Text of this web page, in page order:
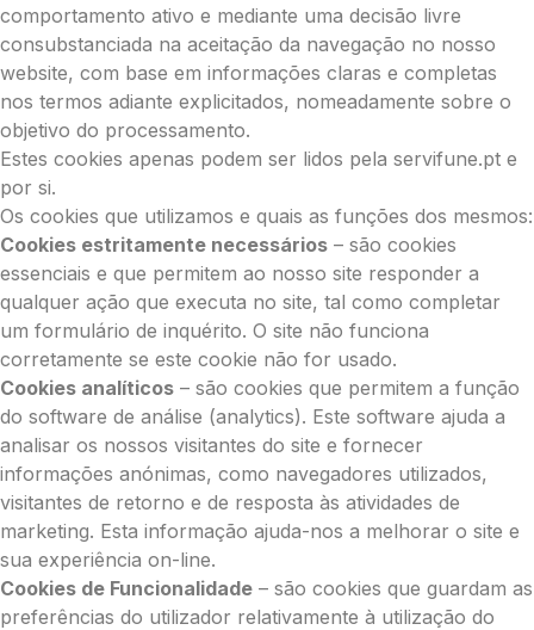
comportamento ativo e mediante uma decisão livre
consubstanciada na aceitação da navegação no nosso
website, com base em informações claras e completas
nos termos adiante explicitados, nomeadamente sobre o
objetivo do processamento.
Estes cookies apenas podem ser lidos pela servifune.pt e
por si.
Os cookies que utilizamos e quais as funções dos mesmos:
Cookies estritamente necessários – são cookies
essenciais e que permitem ao nosso site responder a
qualquer ação que executa no site, tal como completar
um formulário de inquérito. O site não funciona
corretamente se este cookie não for usado.
Cookies analíticos – são cookies que permitem a função
do software de análise (analytics). Este software ajuda a
analisar os nossos visitantes do site e fornecer
informações anónimas, como navegadores utilizados,
visitantes de retorno e de resposta às atividades de
marketing. Esta informação ajuda-nos a melhorar o site e
sua experiência on-line.
Cookies de Funcionalidade – são cookies que guardam as
preferências do utilizador relativamente à utilização do